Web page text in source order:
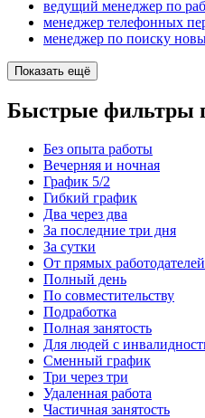
ведущий менеджер по
менеджер телефонных
менеджер по поиску
Показать ещё
Быстрые фильтры
Без опыта работы
Вечерняя и ночная
График 5/2
Гибкий график
Два через два
За последние три дня
За сутки
От прямых работодателей
Полный день
По совместительству
Подработка
Полная занятость
Для людей с
Сменный график
Три через три
Удаленная работа
Частичная занятость